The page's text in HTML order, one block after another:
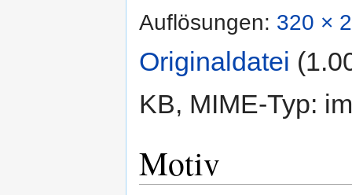
Auflösungen: 320 ×
Originaldatei
KB, MIME-Typ:
Motiv